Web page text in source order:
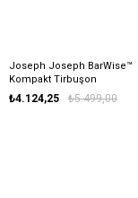
Joseph Joseph BarWise™
Kompakt Tirbuşon
₺4.124,25 ₺5.499,00